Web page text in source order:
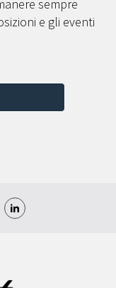
sempre
e gli eventi